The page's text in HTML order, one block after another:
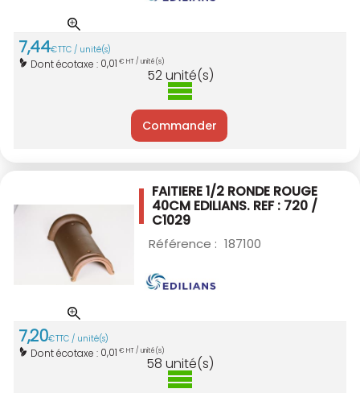
7,44€TTC / unité(s)
Dont écotaxe : 0,01 € HT / unité(s)
52unité(s)
Commander
FAITIERE 1/2 RONDE ROUGE
40CM EDILIANS. REF : 720 /
C1029
Référence : 187100
7,20€TTC / unité(s)
Dont écotaxe : 0,01 € HT / unité(s)
58 unité(s)